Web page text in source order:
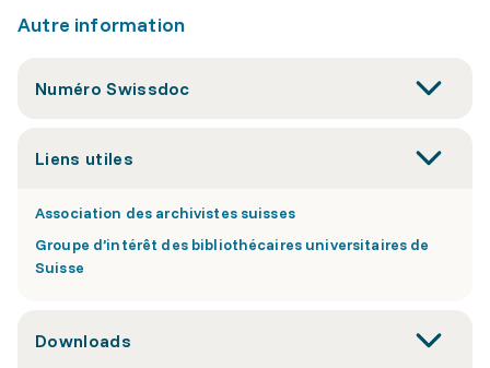
Autre information
Numéro Swissdoc
Liens utiles
Association des archivistes suisses
Groupe d’intérêt des bibliothécaires universitaires de
Suisse
Downloads